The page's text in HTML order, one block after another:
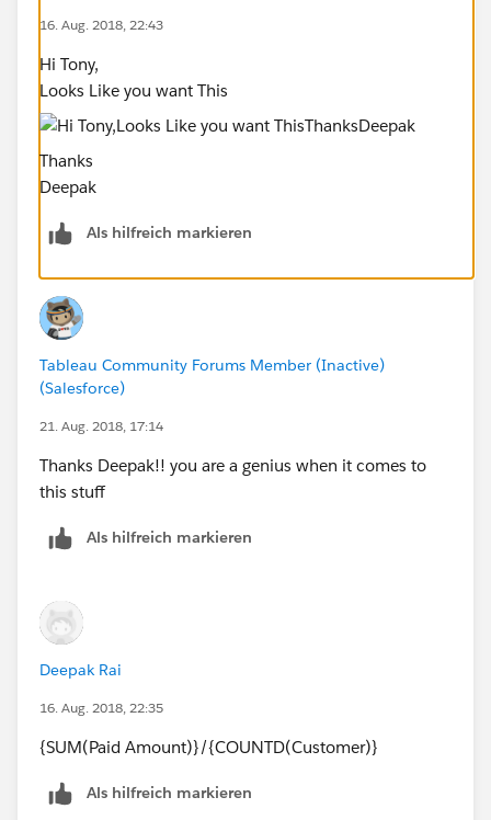
16. Aug. 2018, 22:43
Hi Tony,
Looks Like you want This
Thanks
Deepak
Als hilfreich markieren
Tableau Community Forums Member (Inactive)
(Salesforce)
21. Aug. 2018, 17:14
Thanks Deepak!! you are a genius when it comes to
this stuff
Als hilfreich markieren
Deepak Rai
16. Aug. 2018, 22:35
{SUM(Paid Amount)}/{COUNTD(Customer)}
Als hilfreich markieren